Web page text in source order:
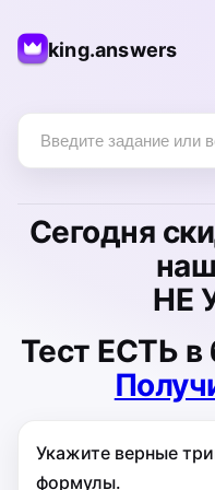
king.answers
Сегодня
НЕ
Тест ЕСТЬ в
Укажите верные
формулы.